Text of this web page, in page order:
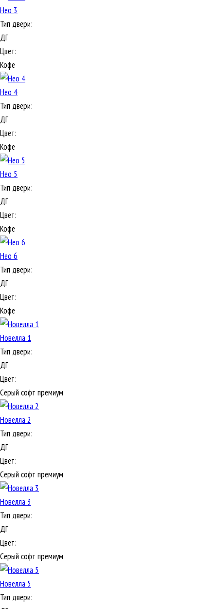
Нео 3
Тип двери:
ДГ
Цвет:
Кофе
Нео 4
Тип двери:
ДГ
Цвет:
Кофе
Нео 5
Тип двери:
ДГ
Цвет:
Кофе
Нео 6
Тип двери:
ДГ
Цвет:
Кофе
Новелла 1
Тип двери:
ДГ
Цвет:
Серый софт премиум
Новелла 2
Тип двери:
ДГ
Цвет:
Серый софт премиум
Новелла 3
Тип двери:
ДГ
Цвет:
Серый софт премиум
Новелла 5
Тип двери: